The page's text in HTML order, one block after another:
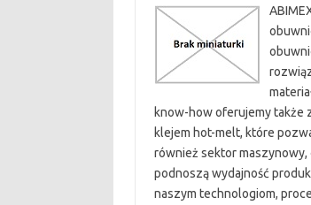
know-how oferujemy także
klejem hot-melt, które
również sektor maszynowy,
podnoszą wydajność
naszym technologiom,